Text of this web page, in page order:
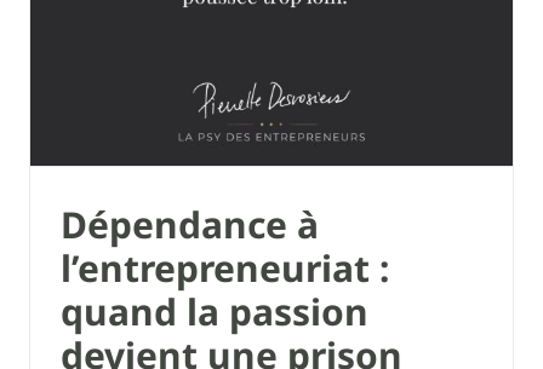
Dépendance à
l’entrepreneuriat :
quand la passion
devient une prison